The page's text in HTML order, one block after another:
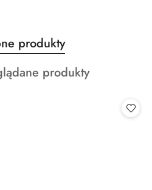
produkty
produkty